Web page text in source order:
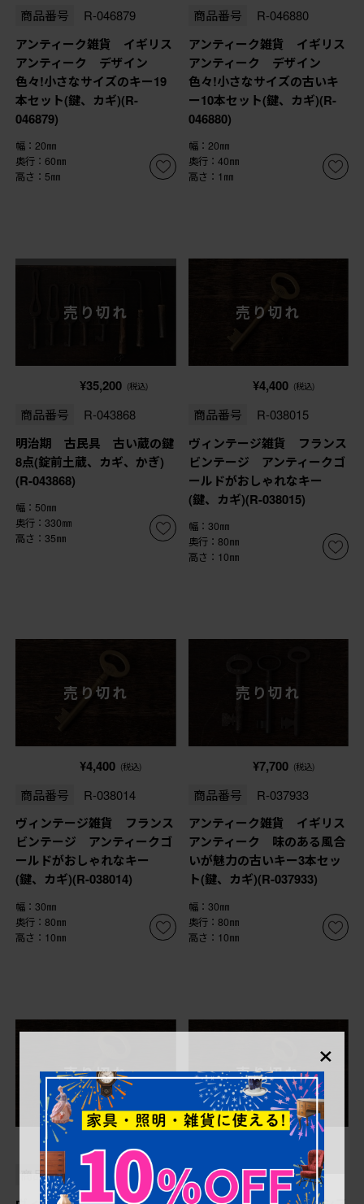
商品番号 R-046879
アンティーク雑貨 イギリス
アンティーク デザイン
色々!小さなサイズのキー19
本セット(鍵、カギ)(R-
046879)
幅：20㎜
奥行：60㎜
高さ：5㎜
商品番号 R-046880
アンティーク雑貨 イギリス
アンティーク デザイン
色々!小さなサイズの古いキ
ー10本セット(鍵、カギ)(R-
046880)
幅：20㎜
奥行：40㎜
高さ：1㎜
売り切れ
¥35,200 (税込)
商品番号 R-043868
明治期 古民具 古い蔵の鍵
8点(錠前土蔵、カギ、かぎ)
(R-043868)
幅：50㎜
奥行：330㎜
高さ：35㎜
売り切れ
¥4,400 (税込)
商品番号 R-038015
ヴィンテージ雑貨 フランス
ビンテージ アンティークゴ
ールドがおしゃれなキー
(鍵、カギ)(R-038015)
幅：30㎜
奥行：80㎜
高さ：10㎜
売り切れ
¥4,400 (税込)
商品番号 R-038014
ヴィンテージ雑貨 フランス
ビンテージ アンティークゴ
ールドがおしゃれなキー
(鍵、カギ)(R-038014)
幅：30㎜
奥行：80㎜
高さ：10㎜
売り切れ
¥7,700 (税込)
商品番号 R-037933
アンティーク雑貨 イギリス
アンティーク 味のある風合
いが魅力の古いキー3本セッ
ト(鍵、カギ)(R-037933)
幅：30㎜
奥行：80㎜
高さ：10㎜
売り切れ
¥4,400 (税込)
商品番号 R-038017
売り切れ
商品番号 R-038016
×